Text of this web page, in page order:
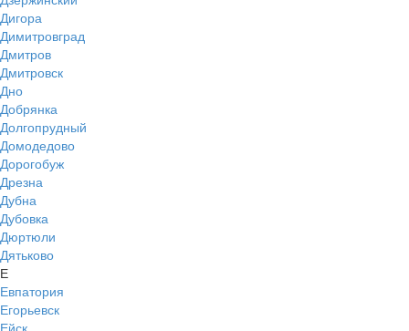
Дигора
Димитровград
Дмитров
Дмитровск
Дно
Добрянка
Долгопрудный
Домодедово
Дорогобуж
Дрезна
Дубна
Дубовка
Дюртюли
Дятьково
Е
Евпатория
Егорьевск
Ейск